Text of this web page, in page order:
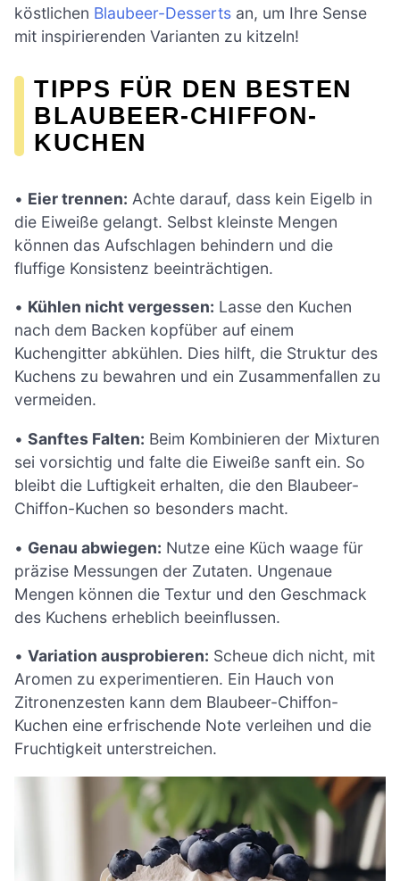
köstlichen Blaubeer-Desserts an, um Ihre Sense
mit inspirierenden Varianten zu kitzeln!
TIPPS FÜR DEN BESTEN
BLAUBEER-CHIFFON-
KUCHEN
• Eier trennen: Achte darauf, dass kein Eigelb in
die Eiweiße gelangt. Selbst kleinste Mengen
können das Aufschlagen behindern und die
fluffige Konsistenz beeinträchtigen.
• Kühlen nicht vergessen: Lasse den Kuchen
nach dem Backen kopfüber auf einem
Kuchengitter abkühlen. Dies hilft, die Struktur des
Kuchens zu bewahren und ein Zusammenfallen zu
vermeiden.
• Sanftes Falten: Beim Kombinieren der Mixturen
sei vorsichtig und falte die Eiweiße sanft ein. So
bleibt die Luftigkeit erhalten, die den Blaubeer-
Chiffon-Kuchen so besonders macht.
• Genau abwiegen: Nutze eine Küch waage für
präzise Messungen der Zutaten. Ungenaue
Mengen können die Textur und den Geschmack
des Kuchens erheblich beeinflussen.
• Variation ausprobieren: Scheue dich nicht, mit
Aromen zu experimentieren. Ein Hauch von
Zitronenzesten kann dem Blaubeer-Chiffon-
Kuchen eine erfrischende Note verleihen und die
Fruchtigkeit unterstreichen.